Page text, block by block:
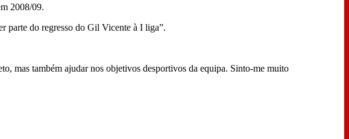
2008/09.
parte do regresso do Gil Vicente à I liga”.
mas também ajudar nos objetivos desportivos da equipa. Sinto-me muito